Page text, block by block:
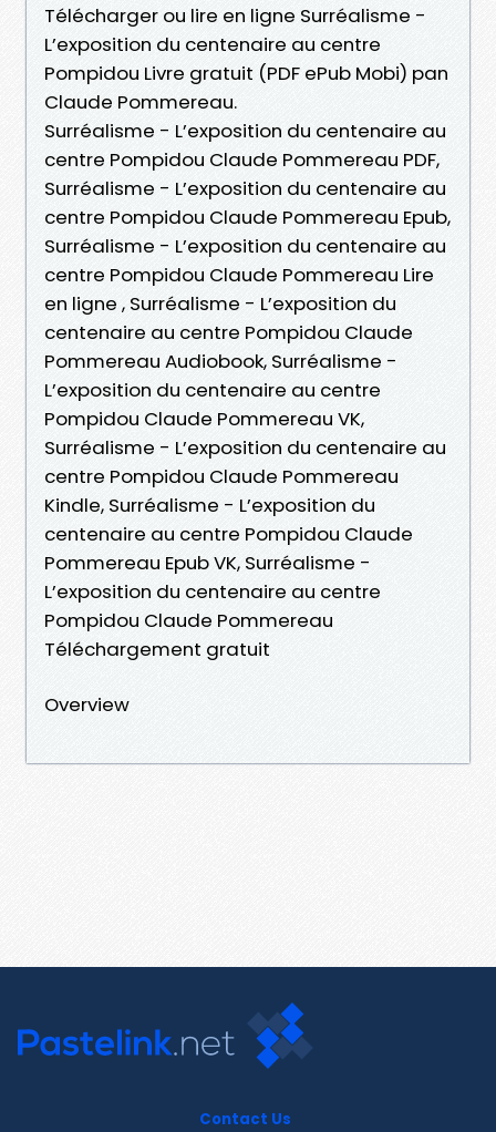
Télécharger ou lire en ligne Surréalisme -
L’exposition du centenaire au centre
Pompidou Livre gratuit (PDF ePub Mobi) pan
Claude Pommereau.
Surréalisme - L’exposition du centenaire au
centre Pompidou Claude Pommereau PDF,
Surréalisme - L’exposition du centenaire au
centre Pompidou Claude Pommereau Epub,
Surréalisme - L’exposition du centenaire au
centre Pompidou Claude Pommereau Lire
en ligne , Surréalisme - L’exposition du
centenaire au centre Pompidou Claude
Pommereau Audiobook, Surréalisme -
L’exposition du centenaire au centre
Pompidou Claude Pommereau VK,
Surréalisme - L’exposition du centenaire au
centre Pompidou Claude Pommereau
Kindle, Surréalisme - L’exposition du
centenaire au centre Pompidou Claude
Pommereau Epub VK, Surréalisme -
L’exposition du centenaire au centre
Pompidou Claude Pommereau
Téléchargement gratuit
Overview
Contact Us